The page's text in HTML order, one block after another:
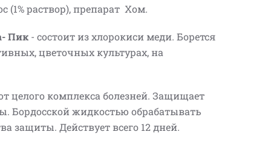
(1% раствор), препарат Хом.
Пик - состоит из хлорокиси меди. Борется
цветочных культурах, на
целого комплекса болезней. Защищает
Бордосской жидкостью обрабатывать
защиты. Действует всего 12 дней.